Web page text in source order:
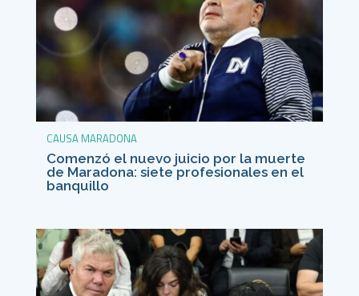
CAUSA MARADONA
Comenzó el nuevo juicio por la muerte
de Maradona: siete profesionales en el
banquillo